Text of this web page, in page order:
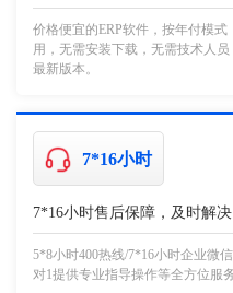
价格便宜的ERP软件，按年付模
用，无需安装下载，无需技术人
最新版本。
7*16小时
7*16小时售后保障，及时解
5*8小时400热线/7*16小时企业微
对1提供专业指导操作等全方位服